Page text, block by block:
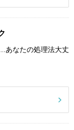
あなたの処理法大丈